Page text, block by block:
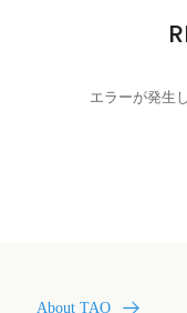
エラーが発生
About TAO